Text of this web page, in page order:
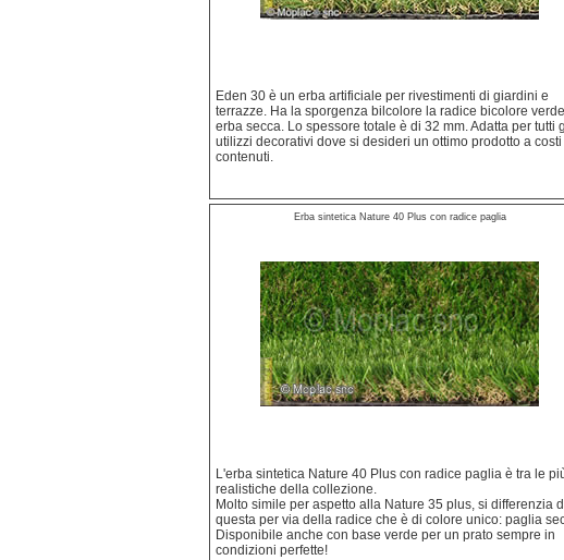
Eden 30 è un erba artificiale per rivestimenti di giardini e
terrazze. Ha la sporgenza bilcolore la radice bicolore
erba secca. Lo spessore totale è di 32 mm. Adatta per tutti
utilizzi decorativi dove si desideri un ottimo prodotto a costi
contenuti.
Erba sintetica Nature 40 Plus con radice paglia
L'erba sintetica Nature 40 Plus con radice paglia è tra le
realistiche della collezione.
Molto simile per aspetto alla Nature 35 plus, si differenzia
questa per via della radice che è di colore unico: paglia
Disponibile anche con base verde per un prato sempre in
condizioni perfette!